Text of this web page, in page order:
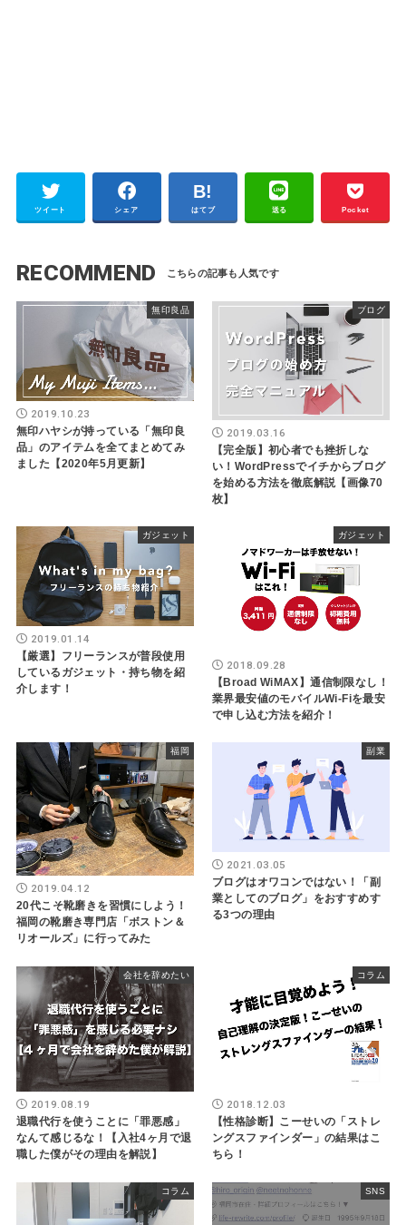
ツイート シェア はてブ 送る Pocket
RECOMMEND
無印良品
2019.10.23
無印ハヤシが持っている「無印良
品」のアイテムを全てまとめてみ
ました【2020年5月更新】
ブログ
2019.03.16
【完全版】初心者でも挫折しな
い！WordPressでイチからブログ
を始める方法を徹底解説【画像70
枚】
ガジェット
2019.01.14
【厳選】フリーランスが普段使用
しているガジェット・持ち物を紹
介します！
ガジェット
2018.09.28
【Broad WiMAX】通信制限なし！
業界最安値のモバイルWi-Fiを最安
で申し込む方法を紹介！
福岡
2019.04.12
20代こそ靴磨きを習慣にしよう！
福岡の靴磨き専門店「ボストン＆
リオールズ」に行ってみた
副業
2021.03.05
ブログはオワコンではない！「副
業としてのブログ」をおすすめす
る3つの理由
会社を辞めたい
2019.08.19
退職代行を使うことに「罪悪感」
なんて感じるな！【入社4ヶ月で退
職した僕がその理由を解説】
コラム
2018.12.03
【性格診断】こーせいの「ストレ
ングスファインダー」の結果はこ
ちら！
コラム SNS